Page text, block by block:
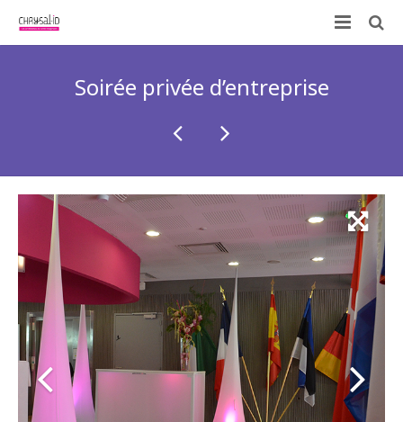
Contactez-nous !
Soirée privée d’entreprise